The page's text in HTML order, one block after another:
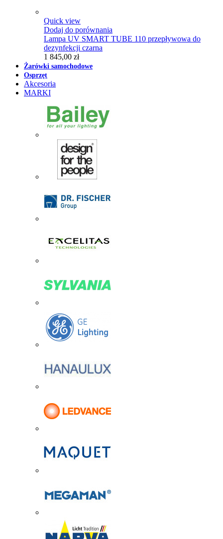
Quick view
Dodaj do porównania
Lampa UV SMART TUBE 110 przepływowa do
dezynfekcji czarna
1 845,00 zł
Żarówki samochodowe
Osprzęt
Akcesoria
MARKI